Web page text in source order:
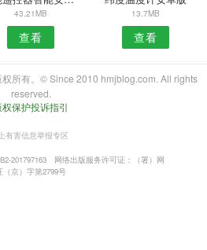
43.21MB
查看
13.7MB
查看
所有。© Since 2010 hmjblog.com. All rights
reserved.
权保护投诉指引
有害信息举报专区
201797163
网络出版服务许可证：（署）网
（京）字第2799号